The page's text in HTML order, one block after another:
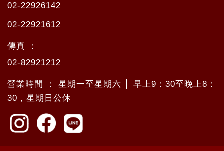
02-22926142
02-22921612
傳真 ：
02-82921212
營業時間 ： 星期一至星期六 │ 早上9：30至晚上8：
30，星期日公休